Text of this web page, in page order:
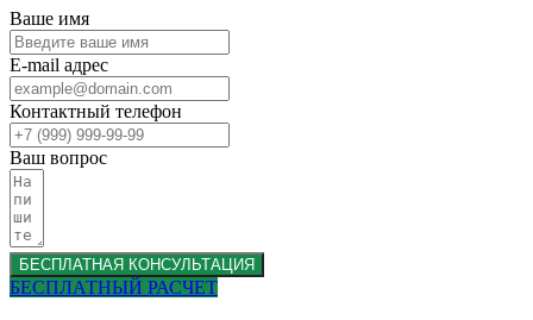
Ваше имя
E-mail адрес
Контактный телефон
Ваш вопрос
БЕСПЛАТНАЯ КОНСУЛЬТАЦИЯ
БЕСПЛАТНЫЙ РАСЧЕТ